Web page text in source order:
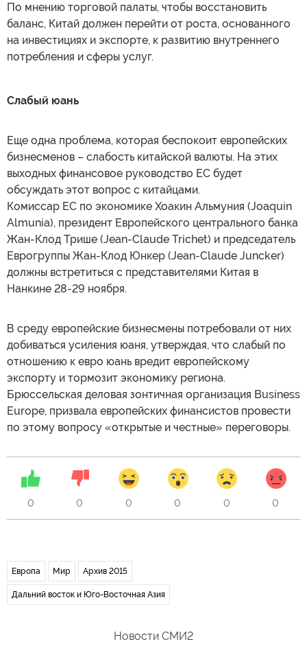
По мнению торговой палаты, чтобы восстановить
баланс, Китай должен перейти от роста, основанного
на инвестициях и экспорте, к развитию внутреннего
потребления и сферы услуг.
Слабый юань
Еще одна проблема, которая беспокоит европейских
бизнесменов – слабость китайской валюты. На этих
выходных финансовое руководство ЕС будет
обсуждать этот вопрос с китайцами.
Комиссар ЕС по экономике Хоакин Альмуния (Joaquin
Almunia), президент Европейского центрального банка
Жан-Клод Трише (Jean-Claude Trichet) и председатель
Еврогруппы Жан-Клод Юнкер (Jean-Claude Juncker)
должны встретиться с представителями Китая в
Нанкине 28-29 ноября.
В среду европейские бизнесмены потребовали от них
добиваться усиления юаня, утверждая, что слабый по
отношению к евро юань вредит европейскому
экспорту и тормозит экономику региона.
Брюссельская деловая зонтичная организация Business
Europe, призвала европейских финансистов провести
по этому вопросу «открытые и честные» переговоры.
0 0 0 0 0 0
Европа Мир Архив 2015
Дальний восток и Юго-Восточная Азия
Новости СМИ2